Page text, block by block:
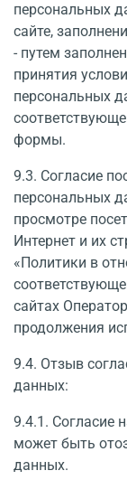
персональных
сайте,
- путем
принятия
персо­нальных
формы.
9.3. Согласие
персональных
просмотре
Интернет и их
«Политики в
сайтах
продолжения
9.4. Отзыв
данных:
9.4.1. Согласие
может быть
данных.